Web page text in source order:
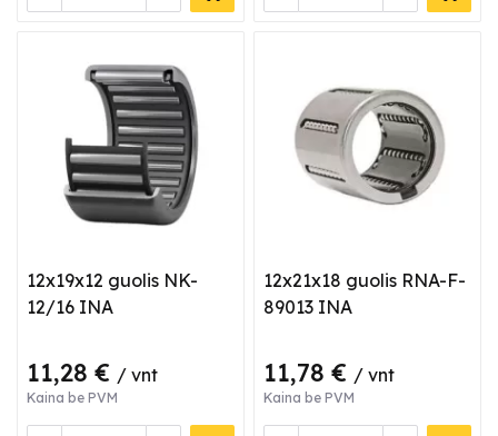
12x19x12 guolis NK-
12/16 INA
11,28 € / vnt
Kaina be PVM
12x21x18 guolis RNA-F-
89013 INA
11,78 € / vnt
Kaina be PVM